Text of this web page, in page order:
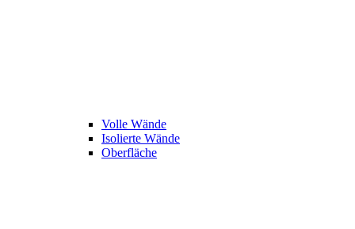
Volle Wände
Isolierte Wände
Oberfläche